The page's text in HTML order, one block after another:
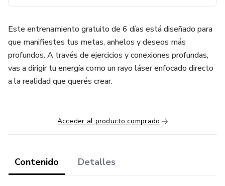
Este entrenamiento gratuito de 6 días está diseñado para
que manifiestes tus metas, anhelos y deseos más
profundos. A través de ejercicios y conexiones profundas,
vas a dirigir tu energía como un rayo láser enfocado directo
a la realidad que querés crear.
Acceder al producto comprado
Contenido Detalles